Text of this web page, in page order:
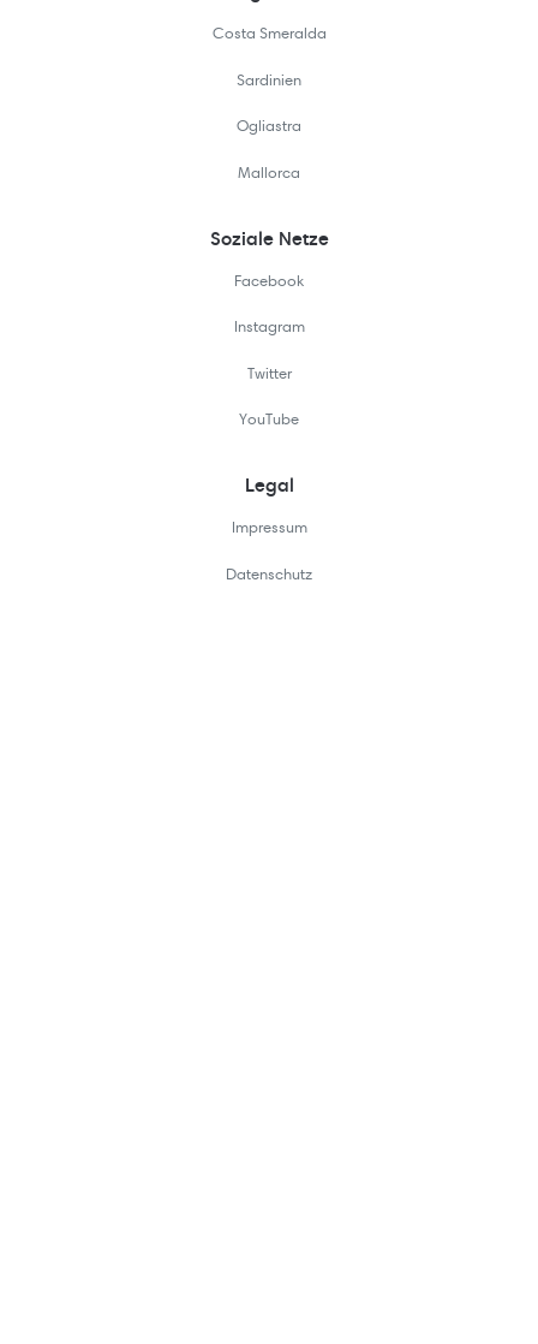
Costa Smeralda
Sardinien
Ogliastra
Mallorca
Soziale Netze
Facebook
Instagram
Twitter
YouTube
Legal
Impressum
Datenschutz